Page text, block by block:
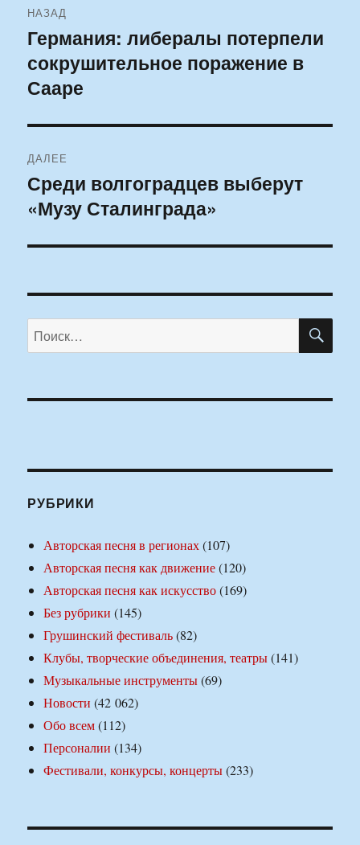
по
записям
НАЗАД
Предыдущая
запись:
Германия: либералы потерпели
сокрушительное поражение в
Сааре
ДАЛЕЕ
Следующая
запись:
Среди волгоградцев выберут
«Музу Сталинграда»
Искать:
РУБРИКИ
Авторская песня в регионах(107)
Авторская песня как движение(120)
Авторская песня как искусство(169)
Без рубрики (145)
Грушинский фестиваль(82)
Клубы, творческие объединения, театры(141)
Музыкальные инструменты(69)
Новости (42 062)
Обо всем(112)
Персоналии (134)
Фестивали, конкурсы, концерты(233)